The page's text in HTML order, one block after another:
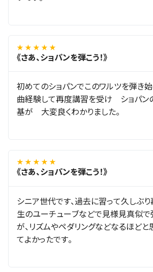
★ ★ ★ ★ ★
《さあ、ショパンを弾こう！》
初めてのショパンでこのワルツを弾
曲経験して再度講習を受け ショパン
基が 大変良くわかりました。
★ ★ ★ ★ ★
《さあ、ショパンを弾こう！》
シニア世代です、過去に習って久しぶ
生のユーチューブなどで見様見真似で
が、リズムやペダリングなどなるほど
てよかったです。